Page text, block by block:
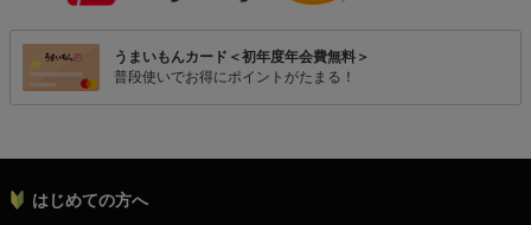
うまいもんカード＜初年度年会費無料＞
普段使いでお得にポイントがたまる！
はじめての方へ